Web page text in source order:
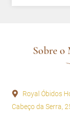
Sobre o
Royal Óbidos
Cabeço da Serra,